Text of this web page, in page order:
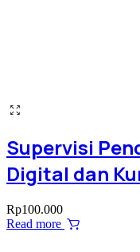
Supervisi
Digital dan
Rp100.000
Read more